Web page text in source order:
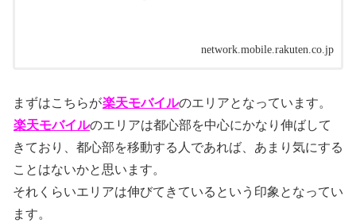
network.mobile.rakuten.co.jp
まずはこちらが楽天モバイルのエリアとなっています。
楽天モバイルのエリアは都心部を中心にかなり伸ばして
きており、都心部を移動する人であれば、あまり気にする
ことはないかと思います。
それくらいエリアは伸びてきているという印象となってい
ます。